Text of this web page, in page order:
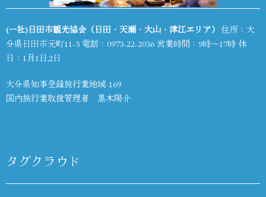
(一社)日田市観光協会（日田・天瀬・大山・津江エリア） 住所：大
分県日田市元町11-3 電話： 0973-22-2036 営業時間：9時～17時 休
日：1月1日,2日
大分県知事登録旅行業地域-169
国内旅行業取扱管理者 黒木陽介
タグクラウド